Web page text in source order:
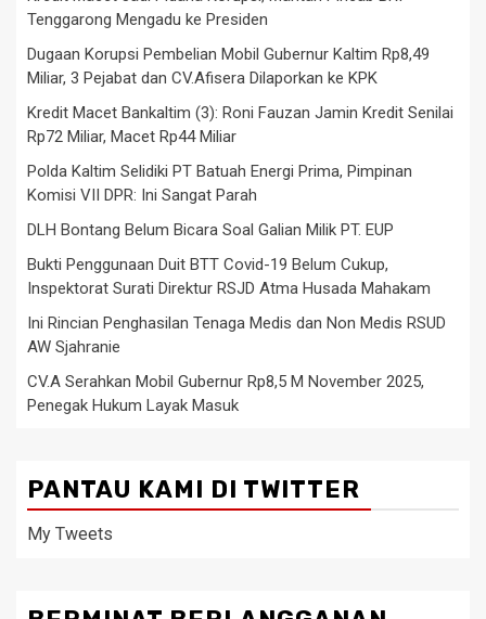
Tenggarong Mengadu ke Presiden
Dugaan Korupsi Pembelian Mobil Gubernur Kaltim Rp8,49
Miliar, 3 Pejabat dan CV.Afisera Dilaporkan ke KPK
Kredit Macet Bankaltim (3): Roni Fauzan Jamin Kredit Senilai
Rp72 Miliar, Macet Rp44 Miliar
Polda Kaltim Selidiki PT Batuah Energi Prima, Pimpinan
Komisi VII DPR: Ini Sangat Parah
DLH Bontang Belum Bicara Soal Galian Milik PT. EUP
Bukti Penggunaan Duit BTT Covid-19 Belum Cukup,
Inspektorat Surati Direktur RSJD Atma Husada Mahakam
Ini Rincian Penghasilan Tenaga Medis dan Non Medis RSUD
AW Sjahranie
CV.A Serahkan Mobil Gubernur Rp8,5 M November 2025,
Penegak Hukum Layak Masuk
PANTAU KAMI DI TWITTER
My Tweets